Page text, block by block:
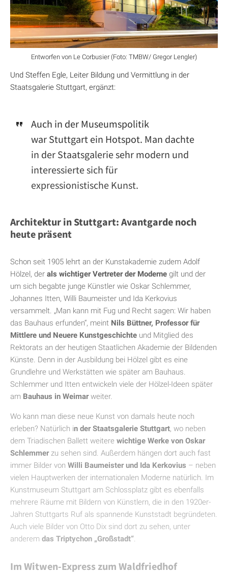
Entworfen von Le Corbusier (Foto: TMBW/ Gregor Lengler)
Und Steffen Egle, Leiter Bildung und Vermittlung in der
Staatsgalerie Stuttgart, ergänzt:
Auch in der Museumspolitik
war Stuttgart ein Hotspot. Man dachte
in der Staatsgalerie sehr modern und
interessierte sich für
expressionistische Kunst.
Architektur in Stuttgart: Avantgarde noch
heute präsent
Schon seit 1905 lehrt an der Kunstakademie zudem Adolf
Hölzel, der als wichtiger Vertreter der Moderne gilt und der
um sich begabte junge Künstler wie Oskar Schlemmer,
Johannes Itten, Willi Baumeister und Ida Kerkovius
versammelt. „Man kann mit Fug und Recht sagen: Wir haben
das Bauhaus erfunden“, meint Nils Büttner, Professor für
Mittlere und Neuere Kunstgeschichte und Mitglied des
Rektorats an der heutigen Staatlichen Akademie der Bildenden
Künste. Denn in der Ausbildung bei Hölzel gibt es eine
Grundlehre und Werkstätten wie später am Bauhaus.
Schlemmer und Itten entwickeln viele der Hölzel-Ideen später
am Bauhaus in Weimarweiter.
Wo kann man diese neue Kunst von damals heute noch
erleben? Natürlich in der Staatsgalerie Stuttgart, wo neben
dem Triadischen Ballett weitere wichtige Werke von Oskar
Schlemmerzu sehen sind. Außerdem hängen dort auch fast
immer Bilder von Willi Baumeister und Ida Kerkovius – neben
vielen Hauptwerken der internationalen Moderne natürlich. Im
Kunstmuseum Stuttgart am Schlossplatz gibt es ebenfalls
mehrere Räume mit Bildern von Künstlern, die in den 1920er-
Jahren Stuttgarts Ruf als spannende Kunststadt begründeten.
Auch viele Bilder von Otto Dix sind dort zu sehen, unter
anderem das Triptychon „Großstadt“.
Im Witwen-Express zum Waldfriedhof